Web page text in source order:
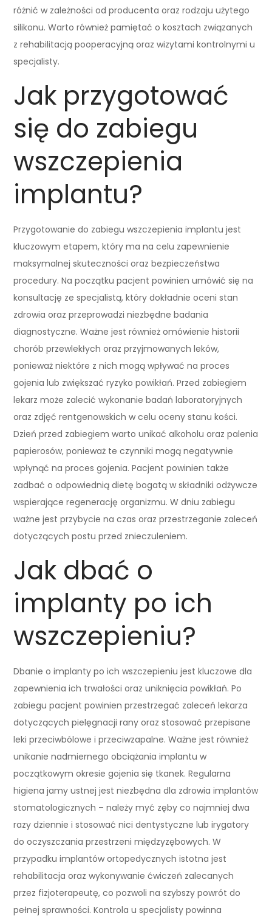
różnić w zależności od producenta oraz rodzaju użytego
silikonu. Warto również pamiętać o kosztach związanych
z rehabilitacją pooperacyjną oraz wizytami kontrolnymi u
specjalisty.
Jak przygotować
się do zabiegu
wszczepienia
implantu?
Przygotowanie do zabiegu wszczepienia implantu jest
kluczowym etapem, który ma na celu zapewnienie
maksymalnej skuteczności oraz bezpieczeństwa
procedury. Na początku pacjent powinien umówić się na
konsultację ze specjalistą, który dokładnie oceni stan
zdrowia oraz przeprowadzi niezbędne badania
diagnostyczne. Ważne jest również omówienie historii
chorób przewlekłych oraz przyjmowanych leków,
ponieważ niektóre z nich mogą wpływać na proces
gojenia lub zwiększać ryzyko powikłań. Przed zabiegiem
lekarz może zalecić wykonanie badań laboratoryjnych
oraz zdjęć rentgenowskich w celu oceny stanu kości.
Dzień przed zabiegiem warto unikać alkoholu oraz palenia
papierosów, ponieważ te czynniki mogą negatywnie
wpłynąć na proces gojenia. Pacjent powinien także
zadbać o odpowiednią dietę bogatą w składniki odżywcze
wspierające regenerację organizmu. W dniu zabiegu
ważne jest przybycie na czas oraz przestrzeganie zaleceń
dotyczących postu przed znieczuleniem.
Jak dbać o
implanty po ich
wszczepieniu?
Dbanie o implanty po ich wszczepieniu jest kluczowe dla
zapewnienia ich trwałości oraz uniknięcia powikłań. Po
zabiegu pacjent powinien przestrzegać zaleceń lekarza
dotyczących pielęgnacji rany oraz stosować przepisane
leki przeciwbólowe i przeciwzapalne. Ważne jest również
unikanie nadmiernego obciążania implantu w
początkowym okresie gojenia się tkanek. Regularna
higiena jamy ustnej jest niezbędna dla zdrowia implantów
stomatologicznych – należy myć zęby co najmniej dwa
razy dziennie i stosować nici dentystyczne lub irygatory
do oczyszczania przestrzeni międzyzębowych. W
przypadku implantów ortopedycznych istotna jest
rehabilitacja oraz wykonywanie ćwiczeń zalecanych
przez fizjoterapeutę, co pozwoli na szybszy powrót do
pełnej sprawności. Kontrola u specjalisty powinna